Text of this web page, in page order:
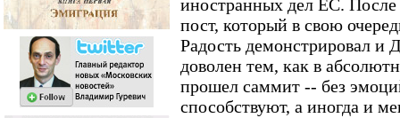
иностранных дел ЕС. После
пост, который в свою
Радость демонстрировал и
доволен тем, как в
прошел саммит -- без
способствуют, а иногда и